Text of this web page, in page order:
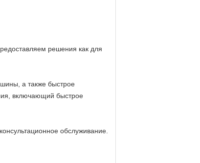
решения как для
а также быстрое
включающий быстрое
обслуживание.